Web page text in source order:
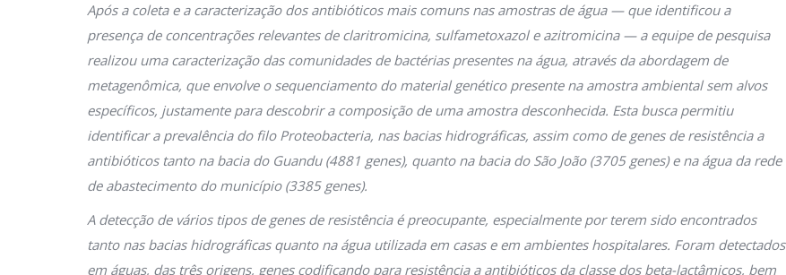
Após a coleta e a caracterização dos antibióticos mais comuns nas amostras de água — que identificou a
presença de concentrações relevantes de claritromicina, sulfametoxazol e azitromicina — a equipe de pesquisa
realizou uma caracterização das comunidades de bactérias presentes na água, através da abordagem de
metagenômica, que envolve o sequenciamento do material genético presente na amostra ambiental sem alvos
específicos, justamente para descobrir a composição de uma amostra desconhecida. Esta busca permitiu
identificar a prevalência do filo Proteobacteria, nas bacias hidrográficas, assim como de genes de resistência a
antibióticos tanto na bacia do Guandu (4881 genes), quanto na bacia do São João (3705 genes) e na água da rede
de abastecimento do município (3385 genes).
A detecção de vários tipos de genes de resistência é preocupante, especialmente por terem sido encontrados
tanto nas bacias hidrográficas quanto na água utilizada em casas e em ambientes hospitalares. Foram detectados
em águas, das três origens, genes codificando para resistência a antibióticos da classe dos beta-lactâmicos, bem